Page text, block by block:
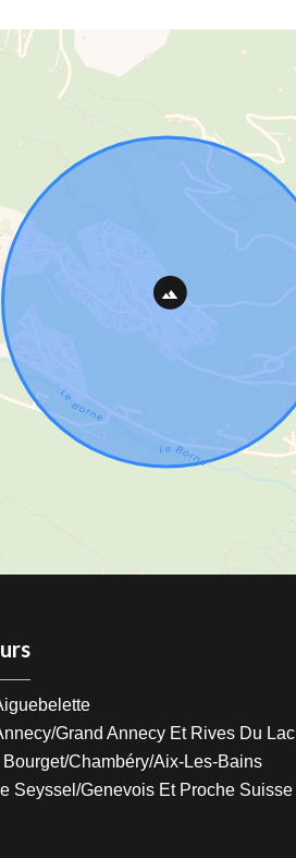
Grand Annecy Et Rives Du Lac
Bourget/Chambéry/Aix-Les-Bains
Seyssel/Genevois Et Proche Suisse